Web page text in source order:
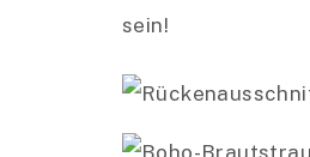
sein!